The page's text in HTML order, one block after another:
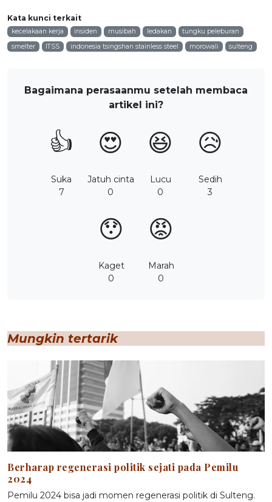
Kata kunci terkait
kecelakaan kerja insiden musibah ledakan
tungku peleburan
smelter
ITSS indonesia tsingshan stainless steel morowali sulteng
Bagaimana perasaanmu setelah membaca
artikel ini?
👍
Suka
7
😍
Jatuh cinta
0
😆
Lucu
0
😥
Sedih
3
😯
Kaget
0
😡
Marah
0
Mungkin tertarik
Berharap regenerasi politik sejati pada Pemilu
2024
Pemilu 2024 bisa jadi momen regenerasi politik di Sulteng.